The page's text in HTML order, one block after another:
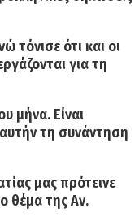
τόνισε ότι και οι
για τη
μήνα. Είναι
τη συνάντηση
μας πρότεινε
θέμα της Αν.